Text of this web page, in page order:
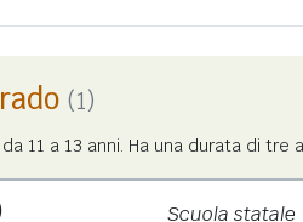
(1)
11 a 13 anni. Ha una durata di tre
Scuola statale